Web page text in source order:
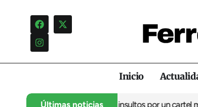
Inicio
Últimas noticias
una campaña de insultos por un cartel manipulado